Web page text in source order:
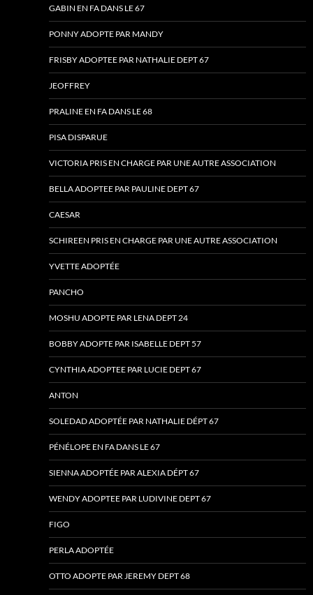
GABIN EN FA DANS LE 67
PONNY ADOPTE PAR MANDY
FRISBY ADOPTEE PAR NATHALIE DEPT 67
JEOFFREY
PRALINE EN FA DANS LE 68
PISA DISPARUE
VICTORIA PRIS EN CHARGE PAR UNE AUTRE ASSOCIATION
BELLA ADOPTEE PAR PAULINE DEPT 67
CAESAR
SCHIREEN PRIS EN CHARGE PAR UNE AUTRE ASSOCIATION
YVETTE ADOPTÉE
PANCHO
MOSHU ADOPTE PAR LENA DEPT 24
BOBBY ADOPTE PAR ISABELLE DEPT 57
CYNTHIA ADOPTEE PAR LUCIE DEPT 67
ANTON
SOLEDAD ADOPTÉE PAR NATHALIE DÉPT 67
PÉNÉLOPE EN FA DANS LE 67
SIENNA ADOPTÉE PAR ALEXIA DÉPT 67
WENDY ADOPTEE PAR LUDIVINE DEPT 67
FIGO
PERLA ADOPTÉE
OTTO ADOPTE PAR JEREMY DEPT 68